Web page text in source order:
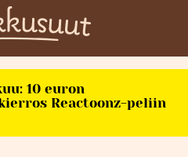
10 euron
Reactoonz-peliin